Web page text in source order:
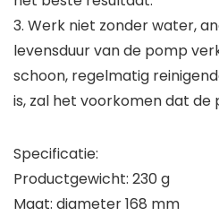
3. Werk niet zonder water,
levensduur van de pomp
schoon, regelmatig
is, zal het voorkomen dat de
Specificatie:
Productgewicht: 230 g
Maat: diameter 168 mm